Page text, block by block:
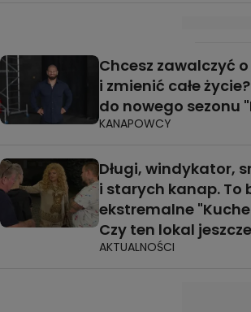
Chcesz zawalczyć
i zmienić całe
do nowego sezonu
KANAPOWCY
Długi, windykator,
i starych kanap. To
ekstremalne
Czy ten lokal
AKTUALNOŚCI